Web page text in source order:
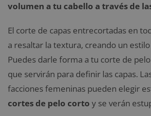
volumen a tu cabello a través de
El corte de capas entrecortadas en
a resaltar la textura, creando un
Puedes darle forma a tu corte de
que servirán para definir las capas.
facciones femeninas pueden elegir
cortes de pelo corto y se verán